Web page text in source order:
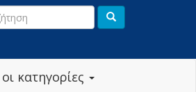
κατηγορίες